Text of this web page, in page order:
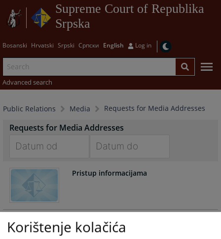
Supreme Court of Republika
Srpska
Bosanski Hrvatski Srpski Српски English Log in
Advanced search
Public Relations Media Requests for Media Addresses
Requests for Media Addresses
forward
interact
with
calendar
forward
calendar
Pristup informacijama
Zakon o slobodi pristupa informacijama
Korištenje kolačića